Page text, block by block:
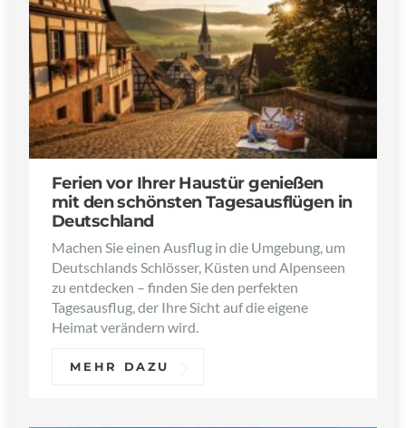
Ferien vor Ihrer Haustür genießen
mit den schönsten Tagesausflügen in
Deutschland
Machen Sie einen Ausflug in die Umgebung, um
Deutschlands Schlösser, Küsten und Alpenseen
zu entdecken – finden Sie den perfekten
Tagesausflug, der Ihre Sicht auf die eigene
Heimat verändern wird.
MEHR DAZU